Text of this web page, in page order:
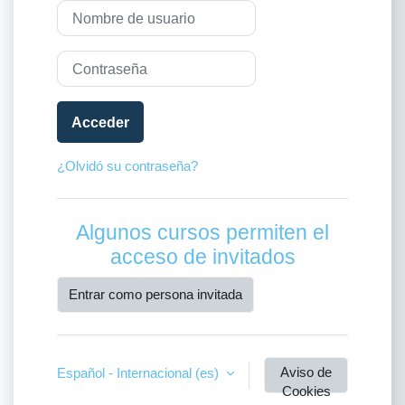
Nombre de usuario
Contraseña
Acceder
¿Olvidó su contraseña?
Algunos cursos permiten el
acceso de invitados
Entrar como persona invitada
Español - Internacional ‎(es)‎
Aviso de
Cookies